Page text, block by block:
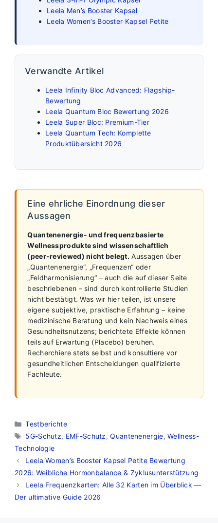
Leela Men’s Booster Kapsel
Leela Women’s Booster Kapsel Petite
Verwandte Artikel
Leela Infinity Bloc Advanced: Flagship-
Bewertung
Leela Quantum Bloc Bewertung 2026
Leela Super Bloc: Premium-Tier
Leela Quantum Tech: Komplette
Produktübersicht 2026
Eine ehrliche Einordnung dieser
Aussagen
Quantenenergie- und frequenzbasierte
Wellnessprodukte sind wissenschaftlich
(peer-reviewed) nicht belegt. Aussagen über
„Quantenenergie“, „Frequenzen“ oder
„Feldharmonisierung“ – auch die auf dieser Seite
beschriebenen – sind durch kontrollierte Studien
nicht bestätigt. Was wir hier teilen, ist unsere
eigene subjektive, praktische Erfahrung – keine
medizinische Beratung und kein Nachweis eines
Gesundheitsnutzens; berichtete Effekte können
teils auf Erwartung (Placebo) beruhen.
Recherchiere stets selbst und konsultiere vor
gesundheitlichen Entscheidungen qualifizierte
Fachleute.
Kategorien
Testberichte
Schlagwörter
5G-Schutz, EMF-Schutz,Quantenenergie,Wellness-
Technologie
Leela Women’s Booster Kapsel Petite Bewertung
2026: Weibliche Hormonbalance & Zyklusunterstützung
Leela Frequenzkarten: Alle 32 Karten im Überblick —
Der ultimative Guide 2026